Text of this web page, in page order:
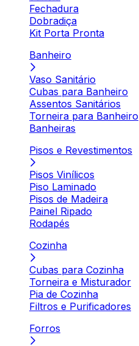
Fechadura
Dobradiça
Kit Porta Pronta
Banheiro
Vaso Sanitário
Cubas para Banheiro
Assentos Sanitários
Torneira para Banheiro
Banheiras
Pisos e Revestimentos
Pisos Vinílicos
Piso Laminado
Pisos de Madeira
Painel Ripado
Rodapés
Cozinha
Cubas para Cozinha
Torneira e Misturador
Pia de Cozinha
Filtros e Purificadores
Forros